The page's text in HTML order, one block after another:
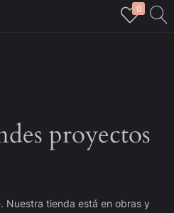
0
proyectos
Nuestra tienda está en obras y